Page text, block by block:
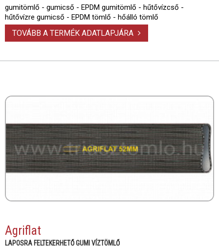
gumitömlő - gumicső - EPDM gumitömlő - hűtővízcső -
hűtővízre gumicső - EPDM tömlő - hőálló tömlő
TOVÁBB A TERMÉK ADATLAPJÁRA
Agriflat
LAPOSRA FELTEKERHETŐ GUMI VÍZTÖMLŐ